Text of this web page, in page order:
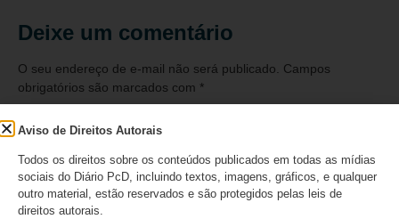
Deixe um comentário
O seu endereço de e-mail não será publicado.
Campos
obrigatórios são marcados com *
Comentário*
Aviso de Direitos Autorais
Todos os direitos sobre os conteúdos publicados em todas as mídias
sociais do Diário PcD, incluindo textos, imagens, gráficos, e qualquer
outro material, estão reservados e são protegidos pelas leis de
direitos autorais.